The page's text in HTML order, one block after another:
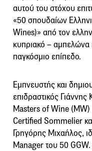
αυτού του στόχου
«50 σπουδαίων
Wines)» από τον
κυπριακό –
παγκόσμιο επίπεδο.
Εμπνευστής και
επιδραστικός
Masters of Wine (MW)
Certified Sommelier
Γρηγόρης Μιχαήλος,
Manager του 50